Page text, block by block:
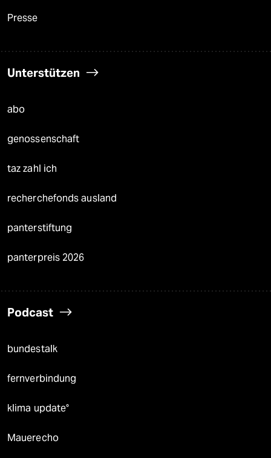
Presse
Unterstützen
abo
genossenschaft
taz zahl ich
recherchefonds ausland
panterstiftung
panterpreis 2026
Podcast
bundestalk
fernverbindung
klima update°
Mauerecho